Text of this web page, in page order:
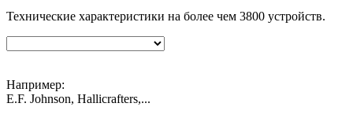
Технические характеристики на более чем 3800 устройств.
Например:
E.F. Johnson, Hallicrafters,...